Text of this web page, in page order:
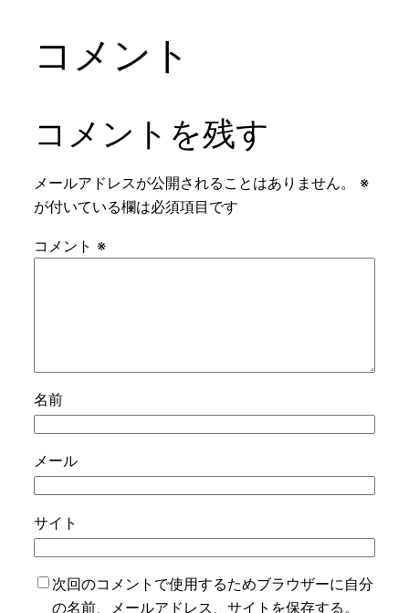
コメント
コメントを残す
メールアドレスが公開されることはありません。
※
が付いている欄は必須項目です
コメント ※
名前
メール
サイト
次回のコメントで使用するためブラウザーに自分
の名前、メールアドレス、サイトを保存する。